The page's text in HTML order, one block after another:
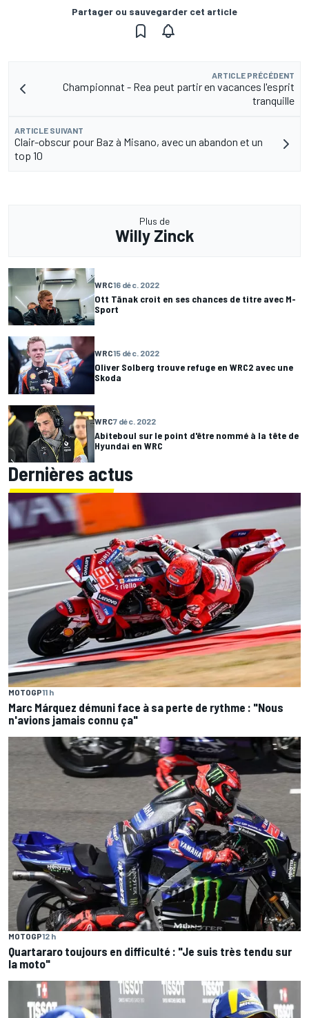
Partager ou sauvegarder cet article
ARTICLE PRÉCÉDENT
Championnat - Rea peut partir en vacances l'esprit
tranquille
ARTICLE SUIVANT
Clair-obscur pour Baz à Misano, avec un abandon et un
top 10
Plus de
Willy Zinck
WRC16 déc. 2022
Ott Tänak croit en ses chances de titre avec M-
Sport
WRC15 déc. 2022
Oliver Solberg trouve refuge en WRC2 avec une
Skoda
WRC7 déc. 2022
Abiteboul sur le point d'être nommé à la tête de
Hyundai en WRC
Dernières actus
MOTOGP11 h
Marc Márquez démuni face à sa perte de rythme : "Nous
n'avions jamais connu ça"
MOTOGP12 h
Quartararo toujours en difficulté : "Je suis très tendu sur
la moto"